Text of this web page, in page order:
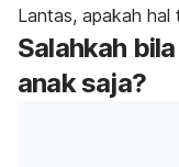
Lantas, apakah hal
Salahkah
anak saja?